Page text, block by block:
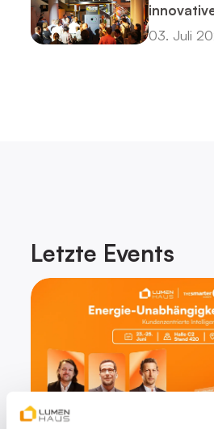
Plattform
03. Juli
Letzte Events